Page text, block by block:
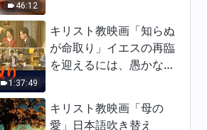
日々の神の御言葉: 神の働きを
認識する | 抜粋 222
日々の神の御言葉: 神の働きを
認識する | 抜粋 223
46:12
1:37:49
キリスト教映画「知らぬ
が命取り」イエスの再臨
を迎えるには、愚かな乙
キリスト教映画「母の
愛」日本語吹き替え